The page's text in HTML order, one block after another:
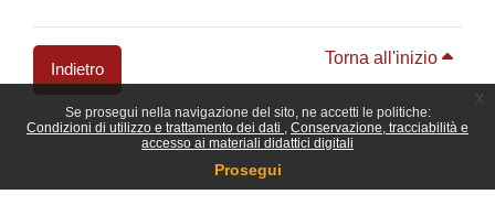
Se prosegui nella navigazione del sito, ne accetti le politiche:
Condizioni di utilizzo e trattamento dei dati
Conservazione, tracciabilità e
accesso ai materiali didattici digitali
Prosegui
Indietro
Torna all'inizio
Blocchi